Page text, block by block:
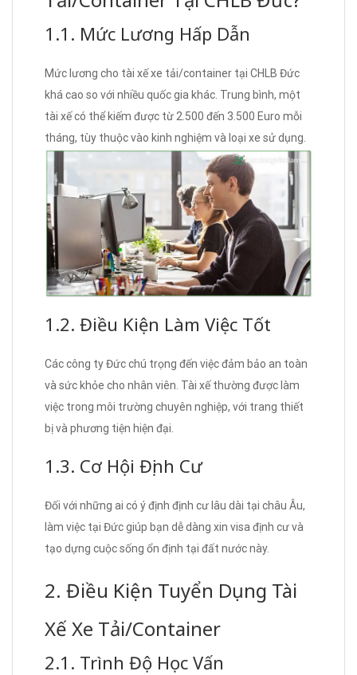
1.1. Mức Lương Hấp Dẫn
Mức lương cho tài xế xe tải/container tại CHLB Đức
khá cao so với nhiều quốc gia khác. Trung bình, một
tài xế có thể kiếm được từ 2.500 đến 3.500 Euro mỗi
tháng, tùy thuộc vào kinh nghiệm và loại xe sử dụng.
1.2. Điều Kiện Làm Việc Tốt
Các công ty Đức chú trọng đến việc đảm bảo an toàn
và sức khỏe cho nhân viên. Tài xế thường được làm
việc trong môi trường chuyên nghiệp, với trang thiết
bị và phương tiện hiện đại.
1.3. Cơ Hội Định Cư
Đối với những ai có ý định định cư lâu dài tại châu Âu,
làm việc tại Đức giúp bạn dễ dàng xin visa định cư và
tạo dựng cuộc sống ổn định tại đất nước này.
2. Điều Kiện Tuyển Dụng Tài
Xế Xe Tải/Container
2.1. Trình Độ Học Vấn